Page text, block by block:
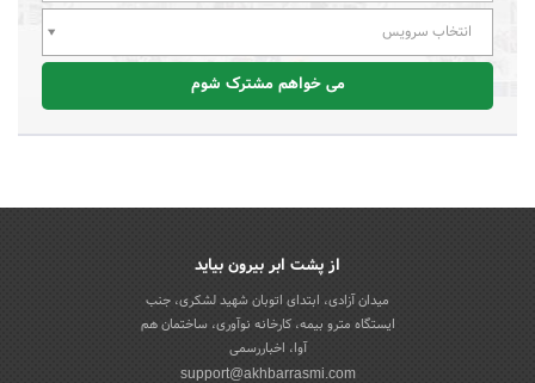
انتخاب سرویس
می خواهم مشترک شوم
از پشت ابر بیرون بیاید
میدان آزادی، ابتدای اتوبان شهید لشکری، جنب
ایستگاه مترو بیمه، کارخانه نوآوری، ساختمان هم
آوا، اخباررسمی
support@akhbarrasmi.com